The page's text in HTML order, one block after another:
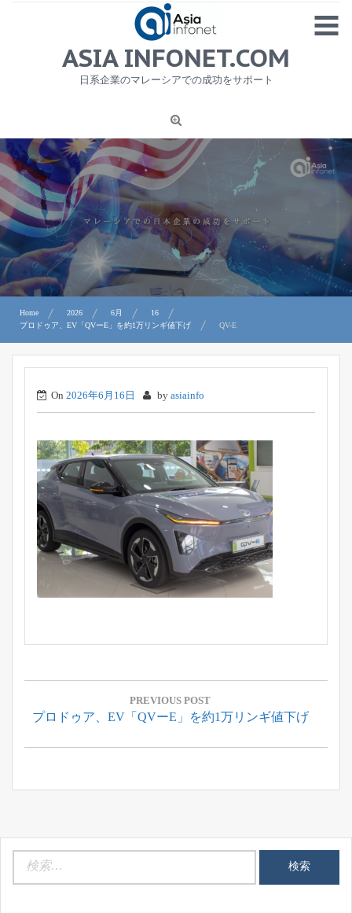
MENU
1
ニュース
労務サービス
プライバシーポリシー及び著作権について
お問合せ
ASIA INFONET.COM
日系企業のマレーシアでの成功をサポート
Home 2026 6月
16
プロドゥア、EV「QVーE」を約1万リンギ値下げ
QV-E
On 2026年6月16日 by asiainfo
投
ナ
ビ
ー
ョ
ン
PREVIOUS POST
Previous
プロドゥア、EV「QVーE」を約1万リンギ値下げ